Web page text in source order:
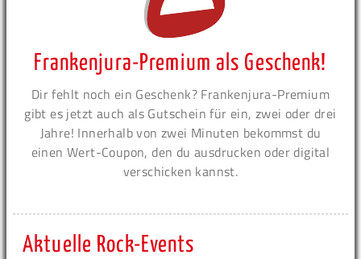
Frankenjura-Premium als Geschenk!
Dir fehlt noch ein Geschenk? Frankenjura-Premium
gibt es jetzt auch als Gutschein für ein, zwei oder drei
Jahre! Innerhalb von zwei Minuten bekommst du
einen Wert-Coupon, den du ausdrucken oder digital
verschicken kannst.
Aktuelle Rock-Events